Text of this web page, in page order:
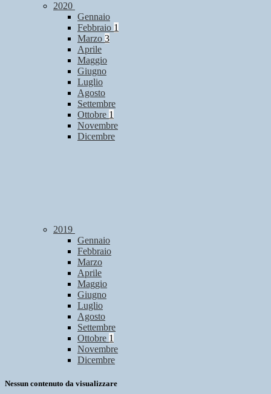
2020
Gennaio
Febbraio 1
Marzo 3
Aprile
Maggio
Giugno
Luglio
Agosto
Settembre
Ottobre 1
Novembre
Dicembre
2019
Gennaio
Febbraio
Marzo
Aprile
Maggio
Giugno
Luglio
Agosto
Settembre
Ottobre 1
Novembre
Dicembre
Nessun contenuto da visualizzare